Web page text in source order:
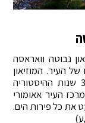
נבוטה וואראסה
העיר. המוזיאון
מאפשר לחוות את האווירה התוססת, 300 שנות ההיסטוריה
העיר אאומורי
את כל פירות הים.